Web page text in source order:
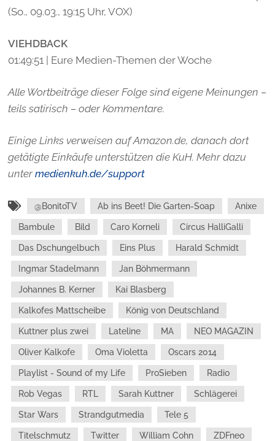
(So., 09.03., 19:15 Uhr, VOX)
VIEHDBACK
01:49:51 | Eure Medien-Themen der Woche
Alle Wortbeiträge dieser Folge sind eigene Meinungen –
teils satirisch – oder Kommentare.
Einige Links verweisen auf Amazon.de, danach dort
getätigte Einkäufe unterstützen die KuH. Mehr dazu
untermedienkuh.de/support
@BonitoTV Ab ins Beet! Die Garten-Soap Anixe
Bambule Bild Caro Korneli Circus HalliGalli
Das Dschungelbuch Eins Plus Harald Schmidt
Ingmar Stadelmann Jan Böhmermann
Johannes B. Kerner Kai Blasberg
Kalkofes Mattscheibe König von Deutschland
Kuttner plus zwei Lateline MA NEO MAGAZIN
Oliver Kalkofe Oma Violetta Oscars 2014
Playlist - Sound of my Life ProSieben Radio
Rob Vegas RTL Sarah Kuttner Schlägerei
Star Wars Strandgutmedia Tele 5
Titelschmutz Twitter William Cohn ZDFneo